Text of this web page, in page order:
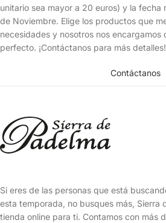
unitario sea mayor a 20 euros) y la fecha
de Noviembre. Elige los productos que
necesidades y nosotros nos encargamos
perfecto. ¡Contáctanos para más detalles!
Contáctanos
Si eres de las personas que está
esta temporada, no busques más, Sierra
tienda online para ti. Contamos con más